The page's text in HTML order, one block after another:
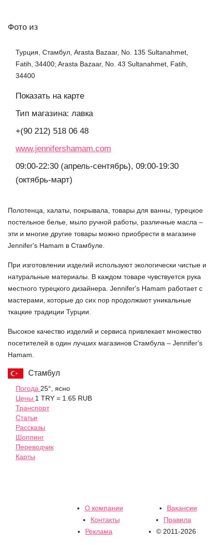
Фото из
Турция, Стамбул, Arasta Bazaar, No. 135 Sultanahmet,
Fatih, 34400; Arasta Bazaar, No. 43 Sultanahmet, Fatih,
34400
Показать на карте
Тип магазина: лавка
+(90 212) 518 06 48
www.jennifershamam.com
09:00-22:30 (апрель-сентябрь), 09:00-19:30
(октябрь-март)
Полотенца, халаты, покрывала, товары для ванны, турецкое
постельное белье, мыло ручной работы, различные масла –
эти и многие другие товары можно приобрести в магазине
Jennifer's Hamam в Стамбуле.
При изготовлении изделий используют экологически чистые и
натуральные материалы. В каждом товаре чувствуется рука
местного турецкого дизайнера. Jennifer's Hamam работает с
мастерами, которые до сих пор продолжают уникальные
ткацкие традиции Турции.
Высокое качество изделий и сервиса привлекает множество
посетителей в один лучших магазинов Стамбула – Jennifer's
Hamam.
Стамбул
Погода 25°, ясно
Цены 1 TRY = 1.65 RUB
Транспорт
Статьи
Рассказы
Шоппинг
Переводчик
Карты
О компании
Вакансии
Контакты
Правила
Реклама
© 2011-2026